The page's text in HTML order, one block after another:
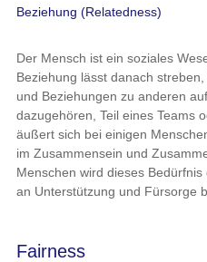
Beziehung (Relatedness)
Der Mensch ist ein soziales
Beziehung lässt danach
und Beziehungen zu anderen
dazugehören, Teil eines Teams
äußert sich bei einigen
im Zusammensein und
Menschen wird dieses Bedürfnis
an Unterstützung und Fürsorge
Fairness